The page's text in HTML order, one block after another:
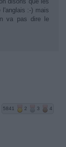
l'anglais :-) mais
va pas dire le
5841 2 3 4